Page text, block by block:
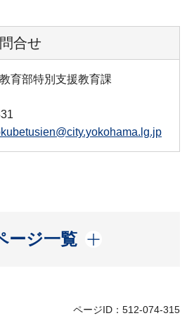
合せ
育部特別支援教育課
ージ一覧
開く
ページID：512-074-315